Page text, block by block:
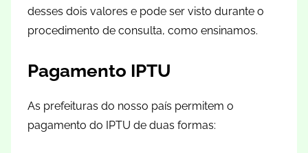
desses dois valores e pode ser visto durante o
procedimento de consulta, como ensinamos.
Pagamento IPTU
As prefeituras do nosso país permitem o
pagamento do IPTU de duas formas: